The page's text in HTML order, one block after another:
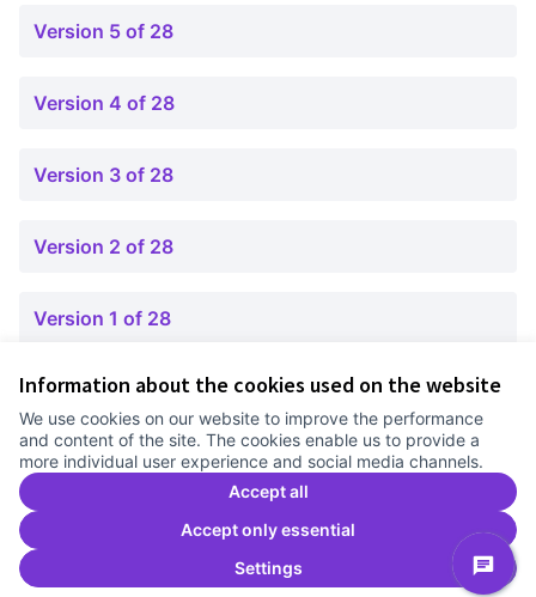
Information about the cookies used on the website
We use cookies on our website to improve the performance
and content of the site. The cookies enable us to provide a
more individual user experience and social media channels.
Accept all
Accept only essential
Settings
Version 5 of 28
Version 4 of 28
Version 3 of 28
Version 2 of 28
Version 1 of 28
Cookie settings
Comunitat Canòdrom at Facebook
(External link)
Comunitat Canòdrom at Instagram
(External link)
Comunitat Canòdrom at YouTube
(External link)
English
Triar la llenguaElegir el idiomaChoose language
(External link)
Website made with